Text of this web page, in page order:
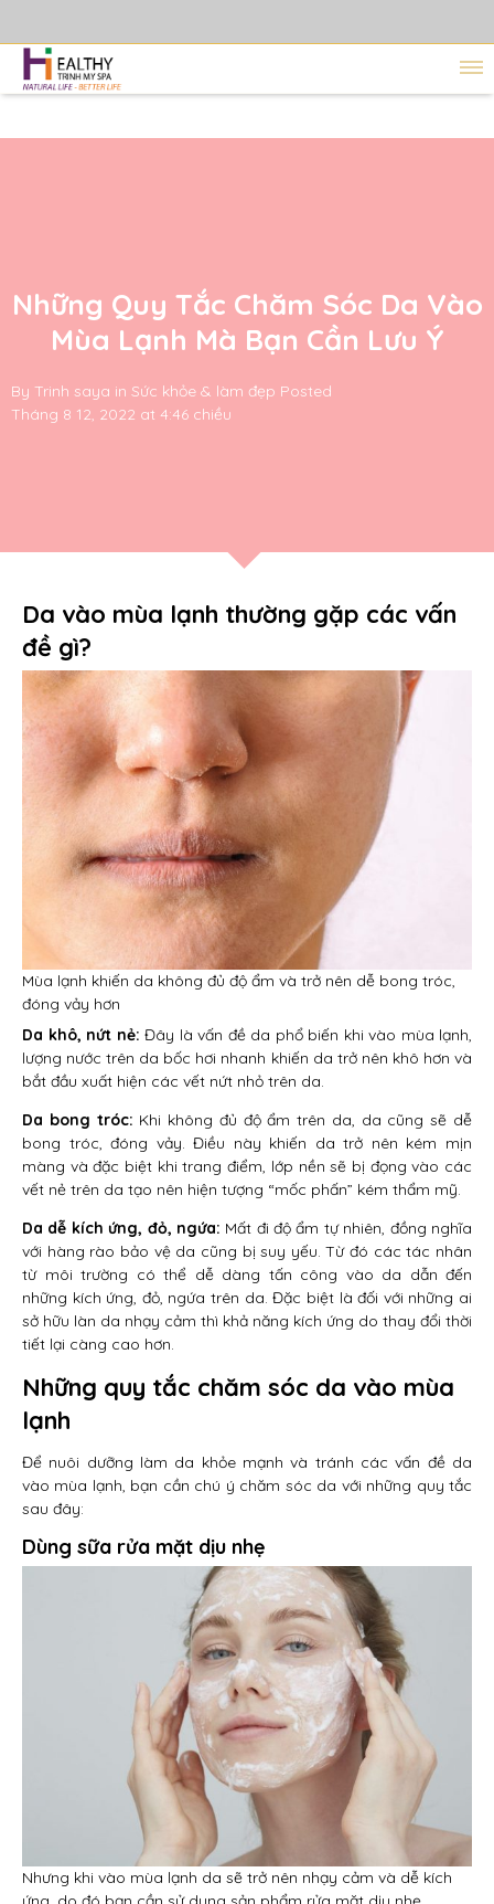
Những Quy Tắc Chăm Sóc Da Vào
Mùa Lạnh Mà Bạn Cần Lưu Ý
By Trinh saya in Sức khỏe & làm đẹp Posted
Tháng 8 12, 2022 at 4:46 chiều
Da vào mùa lạnh thường gặp các vấn
đề gì?
Mùa lạnh khiến da không đủ độ ẩm và trở nên dễ bong tróc,
đóng vảy hơn
Da khô, nứt nẻ: Đây là vấn đề da phổ biến khi vào mùa lạnh,
lượng nước trên da bốc hơi nhanh khiến da trở nên khô hơn và
bắt đầu xuất hiện các vết nứt nhỏ trên da.
Da bong tróc: Khi không đủ độ ẩm trên da, da cũng sẽ dễ
bong tróc, đóng vảy. Điều này khiến da trở nên kém mịn
màng và đặc biệt khi trang điểm, lớp nền sẽ bị đọng vào các
vết nẻ trên da tạo nên hiện tượng “mốc phấn” kém thẩm mỹ.
Da dễ kích ứng, đỏ, ngứa: Mất đi độ ẩm tự nhiên, đồng nghĩa
với hàng rào bảo vệ da cũng bị suy yếu. Từ đó các tác nhân
từ môi trường có thể dễ dàng tấn công vào da dẫn đến
những kích ứng, đỏ, ngứa trên da. Đặc biệt là đối với những ai
sở hữu làn da nhạy cảm thì khả năng kích ứng do thay đổi thời
tiết lại càng cao hơn.
Những quy tắc chăm sóc da vào mùa
lạnh
Để nuôi dưỡng làm da khỏe mạnh và tránh các vấn đề da
vào mùa lạnh, bạn cần chú ý chăm sóc da với những quy tắc
sau đây:
Dùng sữa rửa mặt dịu nhẹ
Nhưng khi vào mùa lạnh da sẽ trở nên nhạy cảm và dễ kích